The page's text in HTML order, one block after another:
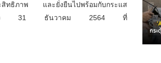
ะสิทธิภาพ และยั่งยืนไปพร้อมกับกระแส
งแต่วันนี้ถึง 31 ธันวาคม 2564 ที่